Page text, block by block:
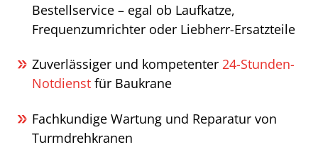
Bestellservice – egal ob Laufkatze,
Frequenzumrichter oder Liebherr-Ersatzteile
Zuverlässiger und kompetenter 24-Stunden-
Notdienst für Baukrane
Fachkundige Wartung und Reparatur von
Turmdrehkranen